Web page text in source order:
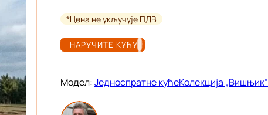
*Цена не укључује ПДВ
НАРУЧИТЕ КУЋУ
Модел:Једноспратне кућеКолекција „Вишњик“